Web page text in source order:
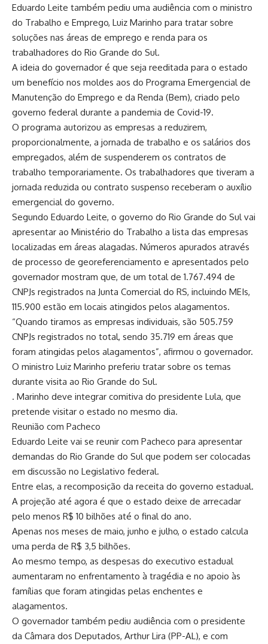
Eduardo Leite também pediu uma audiência com o ministro
do Trabalho e Emprego, Luiz Marinho para tratar sobre
soluções nas áreas de emprego e renda para os
trabalhadores do Rio Grande do Sul.
A ideia do governador é que seja reeditada para o estado
um benefício nos moldes aos do Programa Emergencial de
Manutenção do Emprego e da Renda (Bem), criado pelo
governo federal durante a pandemia de Covid-19.
O programa autorizou as empresas a reduzirem,
proporcionalmente, a jornada de trabalho e os salários dos
empregados, além de suspenderem os contratos de
trabalho temporariamente. Os trabalhadores que tiveram a
jornada reduzida ou contrato suspenso receberam o auxílio
emergencial do governo.
Segundo Eduardo Leite, o governo do Rio Grande do Sul vai
apresentar ao Ministério do Trabalho a lista das empresas
localizadas em áreas alagadas. Números apurados através
de processo de georeferenciamento e apresentados pelo
governador mostram que, de um total de 1.767.494 de
CNPJs registrados na Junta Comercial do RS, incluindo MEIs,
115.900 estão em locais atingidos pelos alagamentos.
“Quando tiramos as empresas individuais, são 505.759
CNPJs registrados no total, sendo 35.719 em áreas que
foram atingidas pelos alagamentos”, afirmou o governador.
O ministro Luiz Marinho preferiu tratar sobre os temas
durante visita ao Rio Grande do Sul.
. Marinho deve integrar comitiva do presidente Lula, que
pretende visitar o estado no mesmo dia.
Reunião com Pacheco
Eduardo Leite vai se reunir com Pacheco para apresentar
demandas do Rio Grande do Sul que podem ser colocadas
em discussão no Legislativo federal.
Entre elas, a recomposição da receita do governo estadual.
A projeção até agora é que o estado deixe de arrecadar
pelo menos R$ 10 bilhões até o final do ano.
Apenas nos meses de maio, junho e julho, o estado calcula
uma perda de R$ 3,5 bilhões.
Ao mesmo tempo, as despesas do executivo estadual
aumentaram no enfrentamento à tragédia e no apoio às
famílias que foram atingidas pelas enchentes e
alagamentos.
O governador também pediu audiência com o presidente
da Câmara dos Deputados, Arthur Lira (PP-AL), e com